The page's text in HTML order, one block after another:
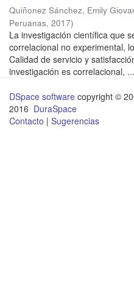
Quiñonez Sánchez, Emily
Peruanas, 2017)
La investigación científica que
correlacional no experimental,
Calidad de servicio y
investigación es correlacional, ...
DSpace software copyright ©
2016 DuraSpace
Contacto | Sugerencias